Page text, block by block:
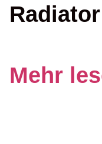
Radiator
Mehr